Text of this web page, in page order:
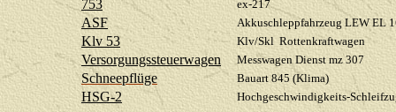
753 ex-217
ASF Akkuschleppfahrzeug LEW EL
Klv 53 Klv/Skl Rottenkraftwagen
Versorgungssteuerwagen Messwagen Dienst mz 307
Schneepflüge Bauart 845 (Klima)
HSG-2 Hochgeschwindigkeits-